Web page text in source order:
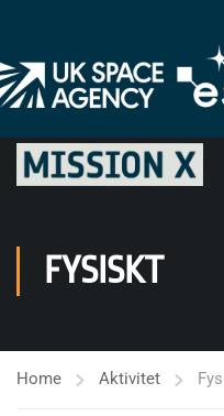
FYSISKT
Home Aktivitet